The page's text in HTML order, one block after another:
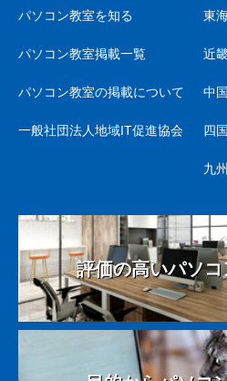
パソコン教室を知る
パソコン教室掲載一覧
パソコン教室の掲載について
一般社団法人地域IT促進協会
東
近
中国
四国
九
評価の高いパソ